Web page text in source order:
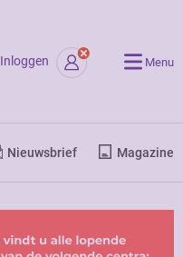
Inloggen Menu
Nieuwsbrief Magazine